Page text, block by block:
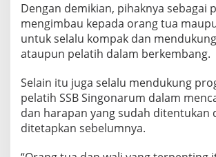
Dengan demikian, pihaknya sebagai
mengimbau kepada orang tua
untuk selalu kompak dan
ataupun pelatih dalam berkembang.
Selain itu juga selalu mendukung
pelatih SSB Singonarum dalam
dan harapan yang sudah ditentukan
ditetapkan sebelumnya.